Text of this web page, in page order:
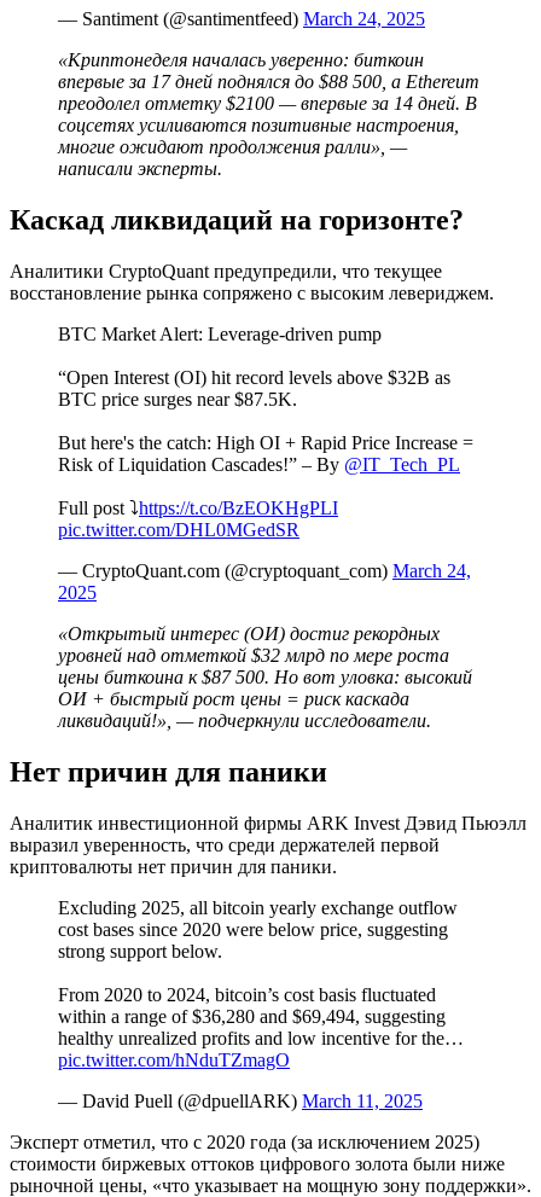
— Santiment (@santimentfeed) March 24, 2025
«Криптонеделя началась уверенно: биткоин
впервые за 17 дней поднялся до $88 500, а Ethereum
преодолел отметку $2100 — впервые за 14 дней. В
соцсетях усиливаются позитивные настроения,
многие ожидают продолжения ралли», —
написали эксперты.
Каскад ликвидаций на горизонте?
Аналитики CryptoQuant предупредили, что текущее
восстановление рынка сопряжено с высоким левериджем.
BTC Market Alert: Leverage-driven pump
“Open Interest (OI) hit record levels above $32B as
BTC price surges near $87.5K.
But here's the catch: High OI + Rapid Price Increase =
Risk of Liquidation Cascades!” – By @IT_Tech_PL
Full post ⤵️https://t.co/BzEOKHgPLI
pic.twitter.com/DHL0MGedSR
— CryptoQuant.com (@cryptoquant_com) March 24,
2025
«Открытый интерес (ОИ) достиг рекордных
уровней над отметкой $32 млрд по мере роста
цены биткоина к $87 500. Но вот уловка: высокий
ОИ + быстрый рост цены = риск каскада
ликвидаций!», — подчеркнули исследователи.
Нет причин для паники
Аналитик инвестиционной фирмы ARK Invest Дэвид Пьюэлл
выразил уверенность, что среди держателей первой
криптовалюты нет причин для паники.
Excluding 2025, all bitcoin yearly exchange outflow
cost bases since 2020 were below price, suggesting
strong support below.
From 2020 to 2024, bitcoin’s cost basis fluctuated
within a range of $36,280 and $69,494, suggesting
healthy unrealized profits and low incentive for the…
pic.twitter.com/hNduTZmagO
— David Puell (@dpuellARK) March 11, 2025
Эксперт отметил, что с 2020 года (за исключением 2025)
стоимости биржевых оттоков цифрового золота были ниже
рыночной цены, «что указывает на мощную зону поддержки».